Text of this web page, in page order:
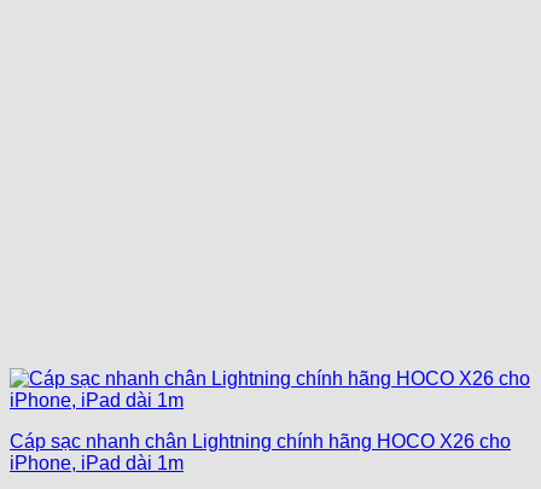
Cáp sạc nhanh chân Lightning chính hãng HOCO X26 cho
iPhone, iPad dài 1m